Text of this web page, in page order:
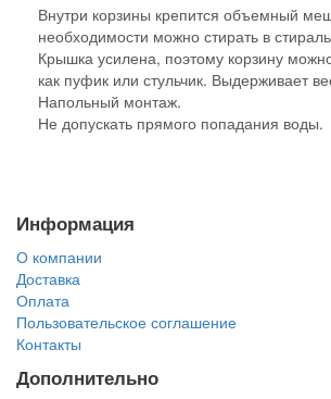
Внутри корзины крепится объемный
необходимости можно стирать в
Крышка усилена, поэтому корзину
как пуфик или стульчик. Выдерживает
Напольный монтаж.
Не допускать прямого попадания воды.
Информация
О компании
Доставка
Оплата
Пользовательское соглашение
Контакты
Дополнительно